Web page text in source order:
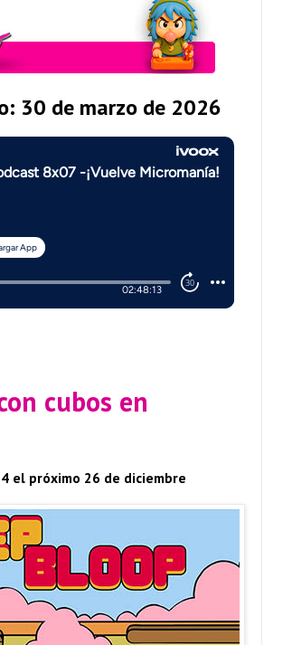
30 de marzo de 2026
cubos en
el próximo 26 de diciembre